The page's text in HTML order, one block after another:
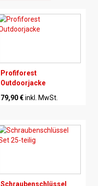
Profiforest
Outdoorjacke
79,90 €inkl. MwSt.
Schraubenschlüssel